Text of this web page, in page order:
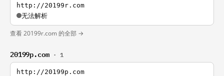
http://20199r.com
无法解析
查看 20199r.com 的全部 →
20199p.com · 1
http://20199p.com